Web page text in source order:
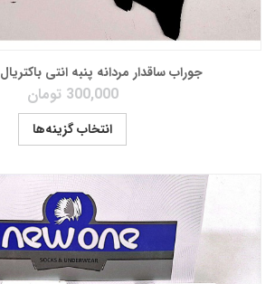
جوراب ساقدار مردانه پنبه انتی باکتریال COTTON
300,000 تومان
انتخاب گزینه‌ها